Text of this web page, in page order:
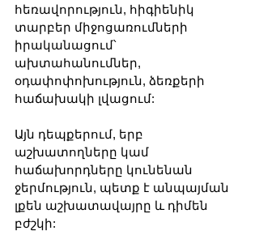
հեռավորություն, հիգիենիկ
տարբեր միջոցառումների
իրականացում՝
ախտահանումներ,
օդափոփոխություն, ձեռքերի
հաճախակի լվացում:
Այն դեպքերում, երբ
աշխատողները կամ
հաճախորդները կունենան
ջերմություն, պետք է անպայման
լքեն աշխատավայրը և դիմեն
բժշկի: